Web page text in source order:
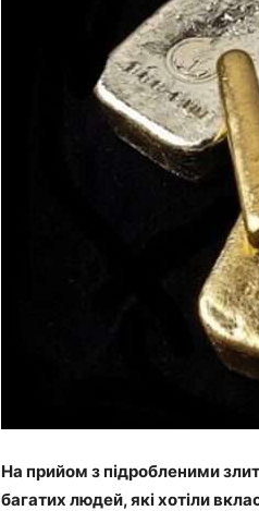
На прийом з підробленими
багатих людей, які хотіли